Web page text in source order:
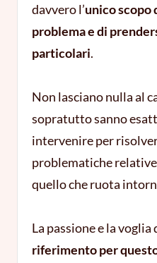
davvero l’unico scopo
problema e di
particolari.
Non lasciano nulla al
sopratutto sanno
intervenire per
problematiche
quello che ruota
La passione e la voglia
riferimento per